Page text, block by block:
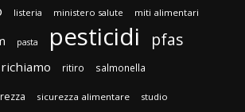
listeria ministero salute miti alimentari
pasta pesticidi pfas
richiamo ritiro salmonella
sicurezza alimentare studio